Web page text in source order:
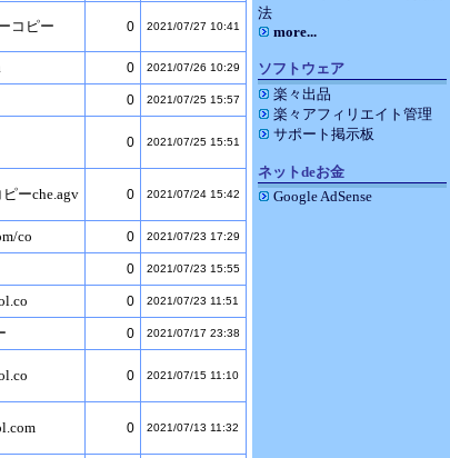
コピー 0 2021/07/27 10:41
0 2021/07/26 10:29
0 2021/07/25 15:57
0 2021/07/25 15:51
ーche.agv 0 2021/07/24 15:42
co 0 2021/07/23 17:29
0 2021/07/23 15:55
0 2021/07/23 11:51
0 2021/07/17 23:38
0 2021/07/15 11:10
0 2021/07/13 11:32
法
more...
ソフトウェア
楽々出品
楽々アフィリエイト管理
サポート掲示板
ネットdeお金
Google AdSense